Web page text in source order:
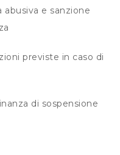
abusiva e sanzione
previste in caso di
di sospensione